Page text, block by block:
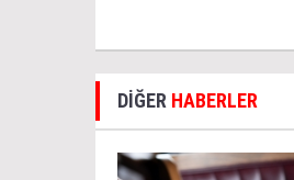
DİĞER HABERLER